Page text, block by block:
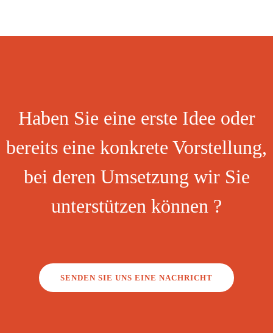
Haben Sie eine erste Idee oder
bereits eine konkrete Vorstellung,
bei deren Umsetzung wir Sie
unterstützen können ?
SENDEN SIE UNS EINE NACHRICHT